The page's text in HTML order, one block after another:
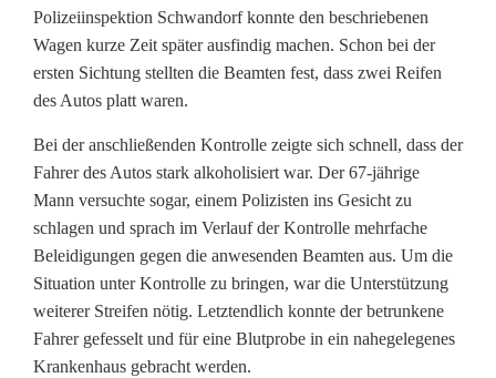
h
o
l
f
a
h
r
t
m
Polizeiinspektion Schwandorf konnte den beschriebenen
Wagen kurze Zeit später ausfindig machen. Schon bei der
ersten Sichtung stellten die Beamten fest, dass zwei Reifen
des Autos platt waren.
Bei der anschließenden Kontrolle zeigte sich schnell, dass der
Fahrer des Autos stark alkoholisiert war. Der 67-jährige
Mann versuchte sogar, einem Polizisten ins Gesicht zu
schlagen und sprach im Verlauf der Kontrolle mehrfache
Beleidigungen gegen die anwesenden Beamten aus. Um die
Situation unter Kontrolle zu bringen, war die Unterstützung
weiterer Streifen nötig. Letztendlich konnte der betrunkene
Fahrer gefesselt und für eine Blutprobe in ein nahegelegenes
Krankenhaus gebracht werden.